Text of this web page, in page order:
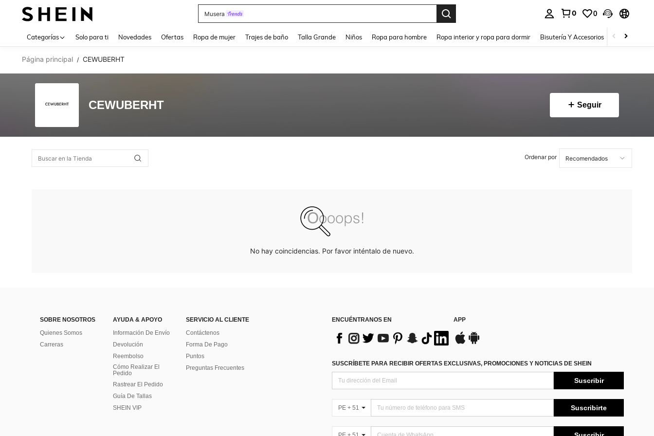
Musera
0 0
Categorías Solo para ti Novedades Ofertas Ropa de mujer Trajes de baño Talla Grande Niños Ropa para hombre Ropa interior y ropa para dormir Bisutería Y Accesorios Zapatos
Página principal / CEWUBERHT
CEWUBERHT Seguir
Ordenar por
No hay coincidencias. Por favor inténtalo de nuevo.
SOBRE NOSOTROS
Quienes Somos
Carreras
AYUDA & APOYO
Información De Envío
Devolución
Reembolso
Cómo Realizar El
Pedido
Rastrear El Pedido
Guía De Tallas
SHEIN VIP
SERVICIO AL CLIENTE
Contáctenos
Forma De Pago
Puntos
Preguntas Frecuentes
ENCUÉNTRANOS EN APP
SUSCRÍBETE PARA RECIBIR OFERTAS EXCLUSIVAS, PROMOCIONES Y NOTICIAS DE SHEIN
Suscribir
PE + 51 Suscribirte